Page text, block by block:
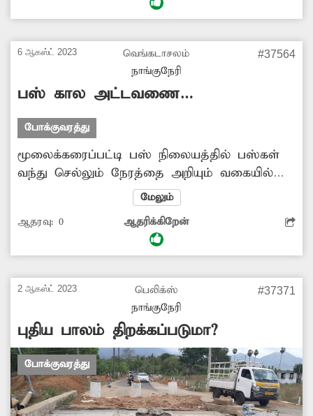
விபத்துகள் நிகழ்கின்றன. எனவே அனைத்து
ரோட்டில் நின்று, பயணிகளை ஏற்றி இறக்கி
செல்ல வேண்டுகிறேன்.
6 ஆகஸ்ட் 2023
வெங்கடாசலம்
நாங்குநேரி
#37564
பஸ் கால அட்டவணை
அமைக்கப்படுமா?
போக்குவரத்து
மூலைக்கரைப்பட்டி பஸ் நிலையத்தில் பஸ்கள்
வந்து செல்லும் நேரத்தை அறியும் வகையில்
கால அட்டவணை அமைக்கப்படவில்லை.
இதனால் பெரும்பாலான பயணிகள் பஸ்கள்
வந்து செல்லும் நேரம் தெரியாமல் நீண்ட நேரம்
காத்திருந்து அவதிப்படுகின்றனர். எனவே அங்கு
அதிகாரிகள் ஏற்பாடு செய்ய வேண்டுகிறேன்.
மேலும்
ஆதரவு: 0 ஆதரிக்கிறேன்
2 ஆகஸ்ட் 2023
பெலிக்ஸ்
நாங்குநேரி
#37371
புதிய பாலம் திறக்கப்படுமா?
போக்குவரத்து